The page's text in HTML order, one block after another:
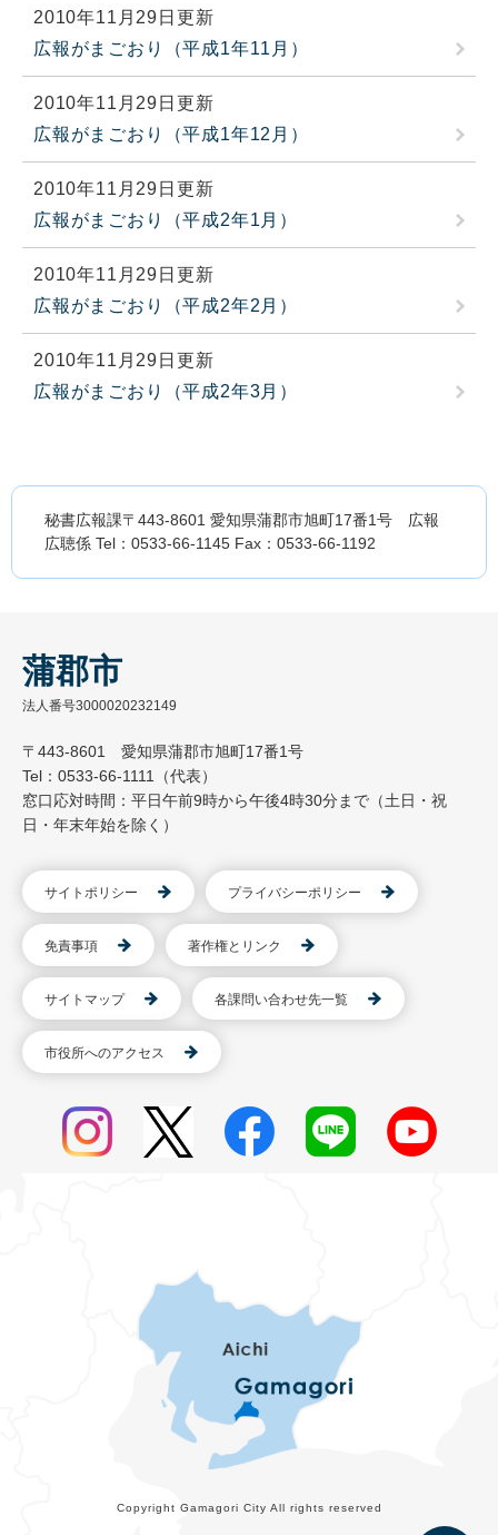
2010年11月29日更新
広報がまごおり（平成1年11月）
2010年11月29日更新
広報がまごおり（平成1年12月）
2010年11月29日更新
広報がまごおり（平成2年1月）
2010年11月29日更新
広報がまごおり（平成2年2月）
2010年11月29日更新
広報がまごおり（平成2年3月）
秘書広報課〒443-8601 愛知県蒲郡市旭町17番1号 広報
広聴係 Tel：0533-66-1145 Fax：0533-66-1192
蒲郡市
法人番号3000020232149
〒443-8601 愛知県蒲郡市旭町17番1号
Tel：0533-66-1111（代表）
窓口応対時間：平日午前9時から午後4時30分まで（土日・祝
日・年末年始を除く）
サイトポリシー プライバシーポリシー
免責事項 著作権とリンク
サイトマップ 各課問い合わせ先一覧
市役所へのアクセス
Copyright Gamagori City All rights reserved